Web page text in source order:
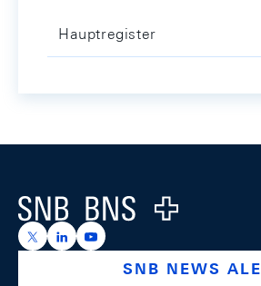
Hauptregister
Logo
https://x.com/snb_bns
https://ch.linkedin.com/
https://
SNB NEWS